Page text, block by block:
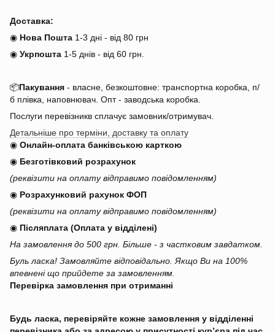
Доставка:
◉ Нова Пошта 1-3 дні - від 80 грн
◉ Укрпошта 1-5 днів - від 60 грн.
📦Пакування - власне, безкоштовне: транспортна коробка, п/
б плівка, наповнювач. Опт - заводська коробка.
Послуги перевізникв сплачує замовник/отримувач.
Детальніше про терміни, доставку та оплату
◉ Онлайн-оплата банківською карткою
◉ Безготівковий розрахунок
(реквізити на оплату відправимо повідомленням)
◉ Розрахунковий рахунок ФОП
(реквізити на оплату відправимо повідомленням)
◉ Післяплата (Оплата у відділені)
На замовлення до 500 грн. Більше - з частковим завдатком.
Буль ласка! Замовляйте відповідально. Якщо Ви на 100%
впевнені що прийдете за замовленням.
Перевірка замовлення при отриманні
Будь ласка, перевіряйте кожне замовлення у відділенні